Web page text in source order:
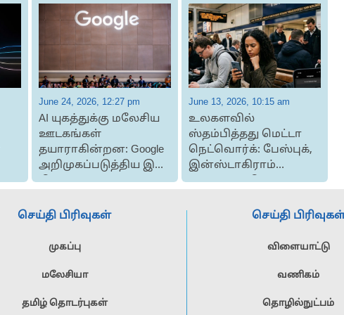
June 24, 2026, 12:27 pm
AI யுகத்துக்கு மலேசிய
ஊடகங்கள்
தயாராகின்றன: Google
அறிமுகப்படுத்திய இரு
திட்டங்கள்
June 13, 2026, 10:15 am
உலகளவில்
ஸ்தம்பித்தது மெட்டா
நெட்வொர்க்: பேஸ்புக்,
இன்ஸ்டாகிராம்
பக்கங்கள் திடீர் ...
செய்தி பிரிவுகள்
முகப்பு
மலேசியா
தமிழ் தொடர்புகள்
செய்தி
விளையாட்டு
வணிகம்
தொழில்நுட்பம்